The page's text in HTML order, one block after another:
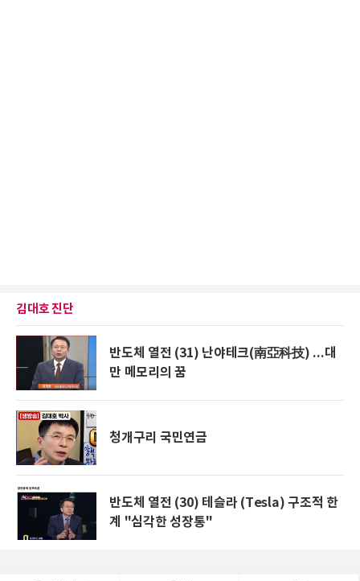
김대호 진단
반도체 열전 (31) 난야테크(南亞科技) ...대
만 메모리의 꿈
청개구리 국민연금
반도체 열전 (30) 테슬라 (Tesla) 구조적 한
계 "심각한 성장통"